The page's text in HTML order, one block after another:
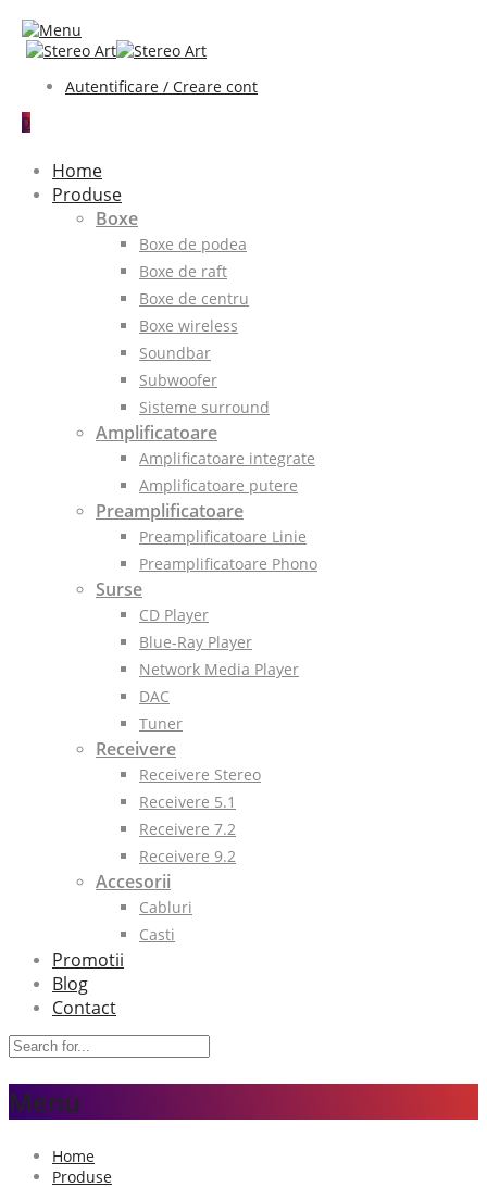
Autentificare / Creare cont
0
Home
Produse
Boxe
Boxe de podea
Boxe de raft
Boxe de centru
Boxe wireless
Soundbar
Subwoofer
Sisteme surround
Amplificatoare
Amplificatoare integrate
Amplificatoare putere
Preamplificatoare
Preamplificatoare Linie
Preamplificatoare Phono
Surse
CD Player
Blue-Ray Player
Network Media Player
DAC
Tuner
Receivere
Receivere Stereo
Receivere 5.1
Receivere 7.2
Receivere 9.2
Accesorii
Cabluri
Casti
Promotii
Blog
Contact
Menu
Home
Produse